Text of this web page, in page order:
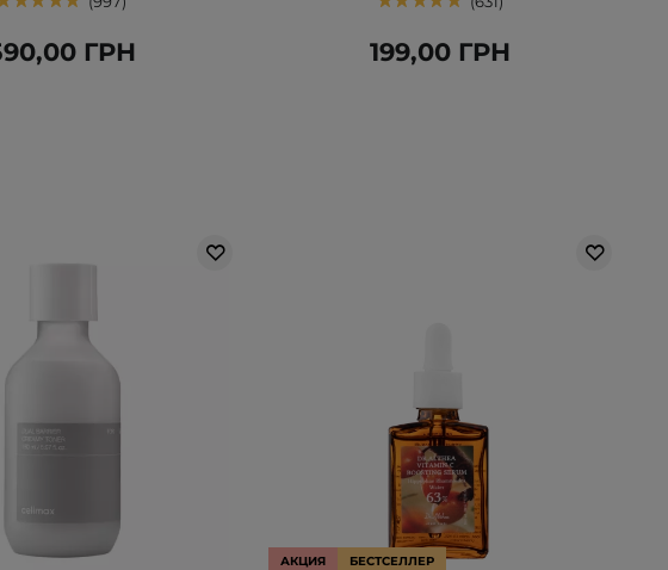
ГРН 199,00 ГРН
АКЦИЯ БЕСТСЕЛЛЕР